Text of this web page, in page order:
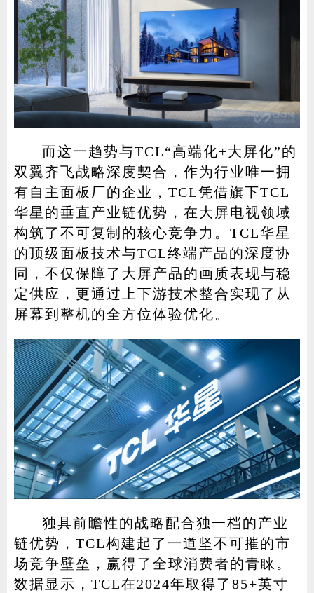
而这一趋势与TCL“高端化+大屏化”的
双翼齐飞战略深度契合，作为行业唯一拥
有自主面板厂的企业，TCL凭借旗下TCL
华星的垂直产业链优势，在大屏电视领域
构筑了不可复制的核心竞争力。TCL华星
的顶级面板技术与TCL终端产品的深度协
同，不仅保障了大屏产品的画质表现与稳
定供应，更通过上下游技术整合实现了从
屏幕到整机的全方位体验优化。
独具前瞻性的战略配合独一档的产业
链优势，TCL构建起了一道坚不可摧的市
场竞争壁垒，赢得了全球消费者的青睐。
数据显示，TCL在2024年取得了85+英寸